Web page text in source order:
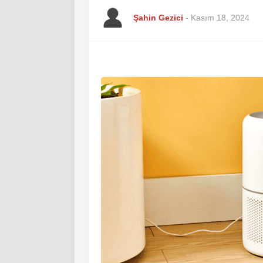
Şahin Gezici - Kasım 18, 2024